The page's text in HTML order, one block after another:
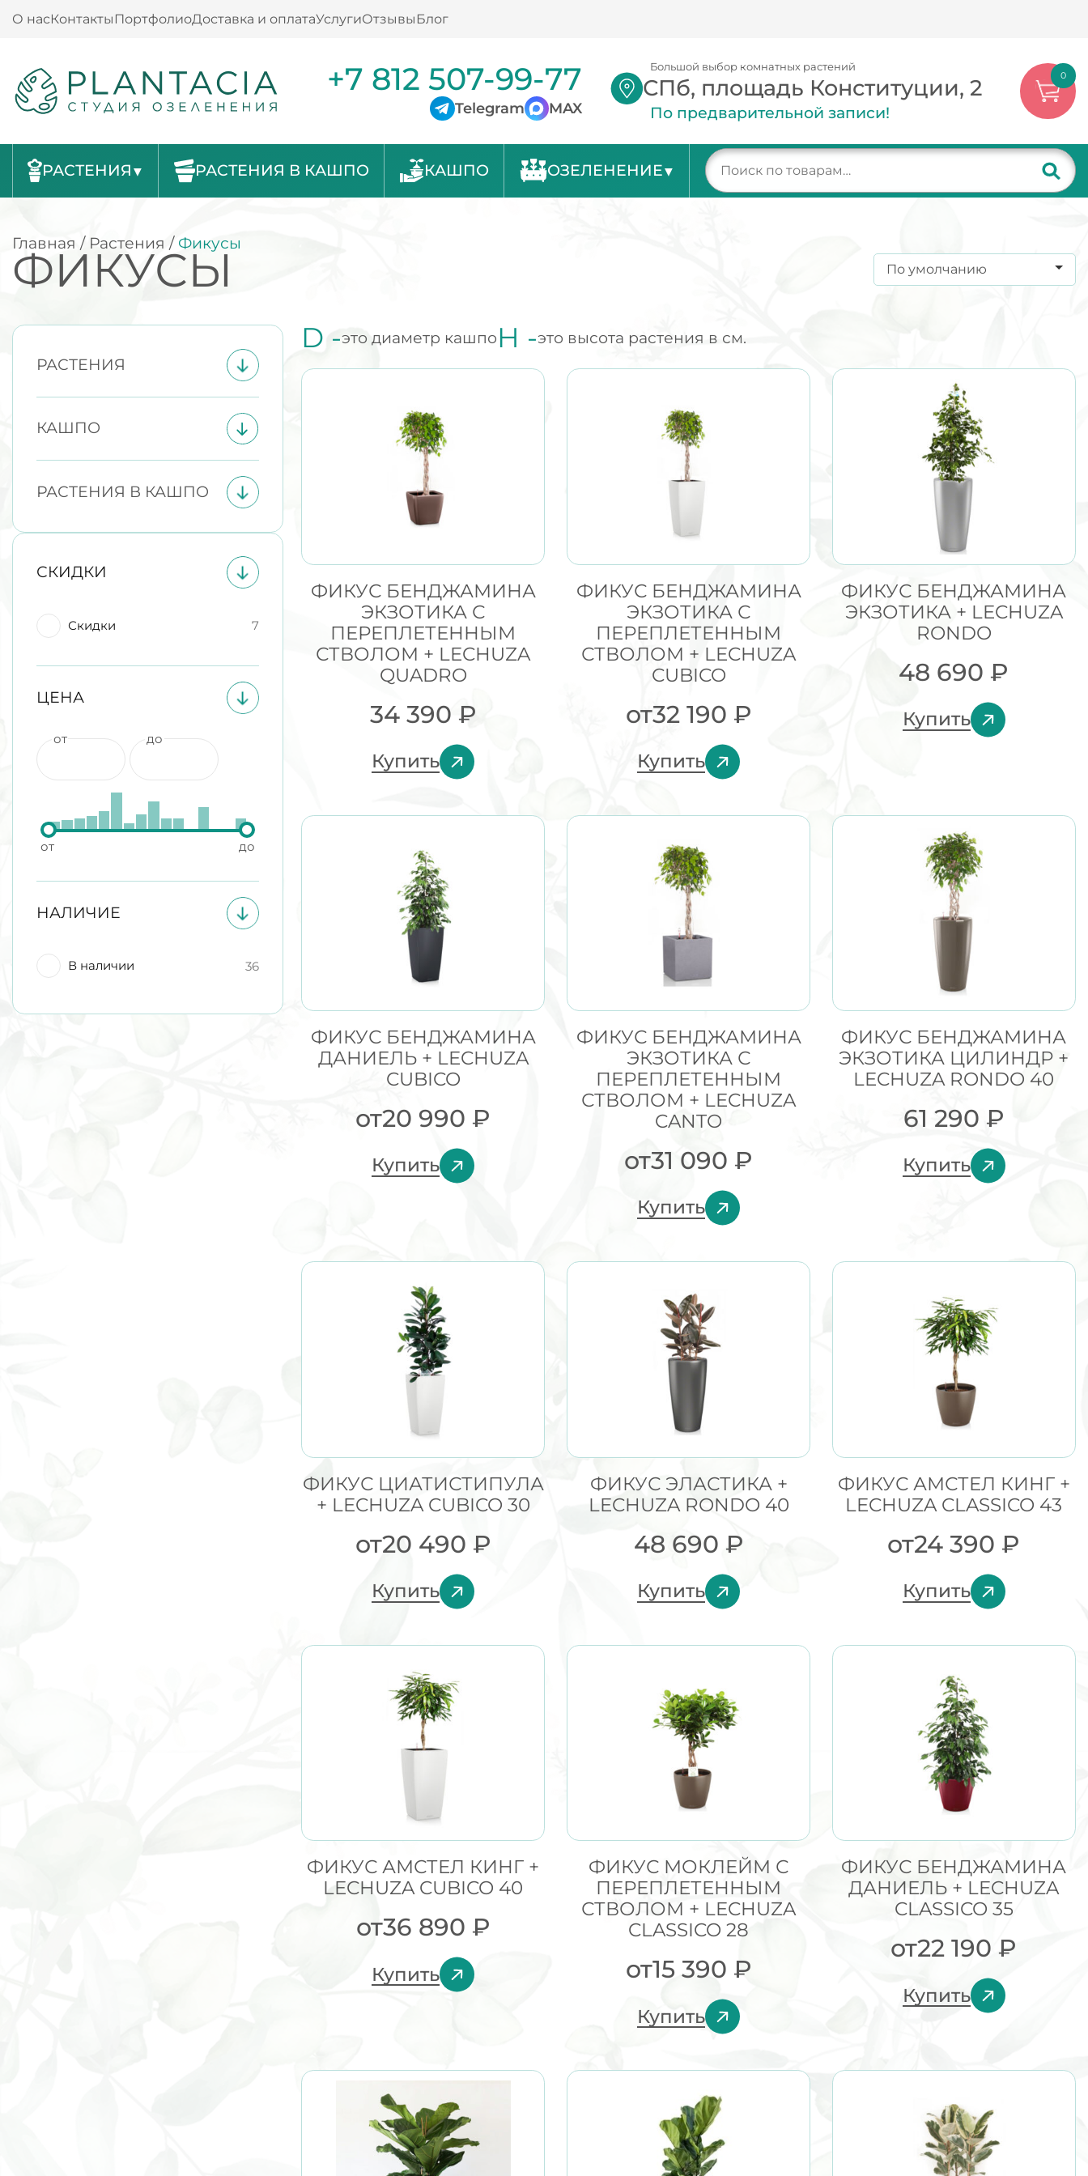
О насКонтакты ПортфолиоДоставка и оплатаУслугиОтзывы Блог
+7 812 507-99-77
Telegram MAX
Большой выбор комнатных растений
СПб, площадь Конституции, 2
По предварительной записи!
0
РАСТЕНИЯ РАСТЕНИЯ В КАШПО КАШПО ОЗЕЛЕНЕНИЕ
Главная / Растения / Фикусы
ФИКУСЫ По умолчанию
РАСТЕНИЯ
КАШПО
РАСТЕНИЯ В КАШПО
СКИДКИ
Скидки 7
ЦЕНА
от до
от до
НАЛИЧИЕ
В наличии 36
D -это диаметр кашпоH -это высота растения в см.
ФИКУС БЕНДЖАМИНА
ЭКЗОТИКА С
ПЕРЕПЛЕТЕННЫМ
СТВОЛОМ + LECHUZA
QUADRO
34 390 ₽
Купить
ФИКУС БЕНДЖАМИНА
ЭКЗОТИКА С
ПЕРЕПЛЕТЕННЫМ
СТВОЛОМ + LECHUZA
CUBICO
от32 190 ₽
Купить
ФИКУС БЕНДЖАМИНА
ЭКЗОТИКА + LECHUZA
RONDO
48 690 ₽
Купить
ФИКУС БЕНДЖАМИНА
ДАНИЕЛЬ + LECHUZA
CUBICO
от20 990 ₽
Купить
ФИКУС БЕНДЖАМИНА
ЭКЗОТИКА С
ПЕРЕПЛЕТЕННЫМ
СТВОЛОМ + LECHUZA
CANTO
от31 090 ₽
Купить
ФИКУС БЕНДЖАМИНА
ЭКЗОТИКА ЦИЛИНДР +
LECHUZA RONDO 40
61 290 ₽
Купить
ФИКУС ЦИАТИСТИПУЛА
+ LECHUZA CUBICO 30
от20 490 ₽
Купить
ФИКУС ЭЛАСТИКА +
LECHUZA RONDO 40
48 690 ₽
Купить
ФИКУС АМСТЕЛ КИНГ +
LECHUZA CLASSICO 43
от24 390 ₽
Купить
ФИКУС АМСТЕЛ КИНГ +
LECHUZA CUBICO 40
от36 890 ₽
Купить
ФИКУС МОКЛЕЙМ С
ПЕРЕПЛЕТЕННЫМ
СТВОЛОМ + LECHUZA
CLASSICO 28
от15 390 ₽
Купить
ФИКУС БЕНДЖАМИНА
ДАНИЕЛЬ + LECHUZA
CLASSICO 35
от22 190₽
Купить